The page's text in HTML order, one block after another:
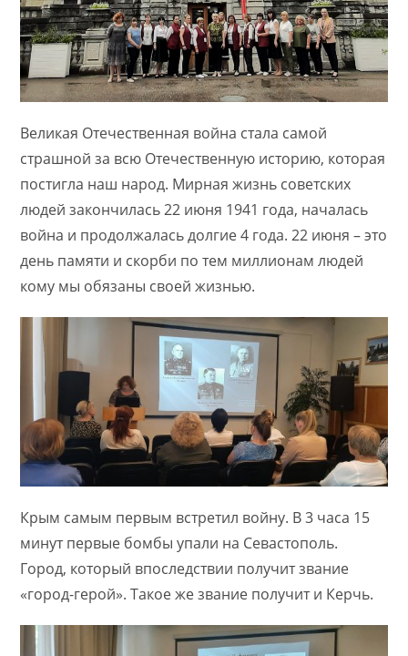
Великая Отечественная война стала самой
страшной за всю Отечественную историю, которая
постигла наш народ. Мирная жизнь советских
людей закончилась 22 июня 1941 года, началась
война и продолжалась долгие 4 года. 22 июня – это
день памяти и скорби по тем миллионам людей
кому мы обязаны своей жизнью.
Крым самым первым встретил войну. В 3 часа 15
минут первые бомбы упали на Севастополь.
Город, который впоследствии получит звание
«город-герой». Такое же звание получит и Керчь.